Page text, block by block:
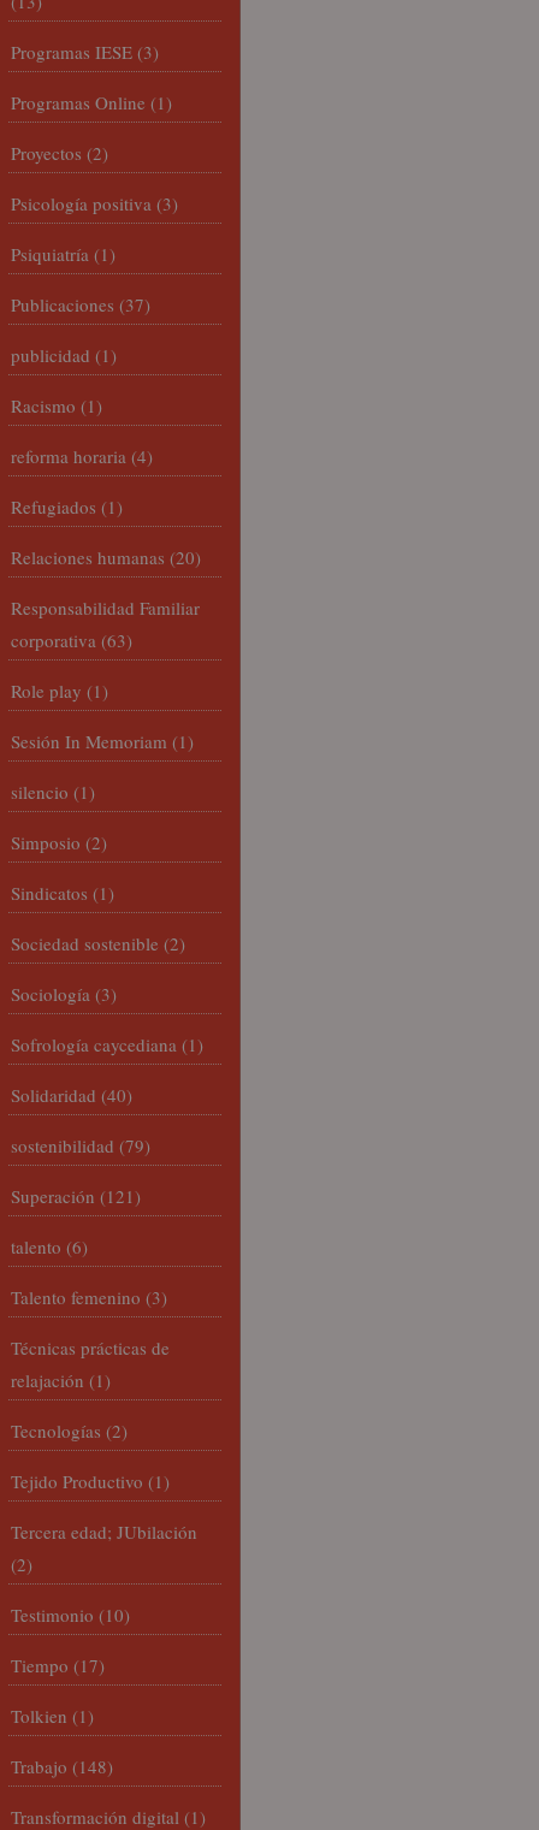
Programas IESE (3)
Programas Online (1)
Proyectos (2)
Psicología positiva (3)
Psiquiatría (1)
Publicaciones (37)
publicidad (1)
Racismo (1)
reforma horaria (4)
Refugiados (1)
Relaciones humanas (20)
Responsabilidad Familiar
corporativa (63)
Role play (1)
Sesión In Memoriam (1)
silencio (1)
Simposio (2)
Sindicatos (1)
Sociedad sostenible (2)
Sociología (3)
Sofrología caycediana (1)
Solidaridad (40)
sostenibilidad (79)
Superación (121)
talento (6)
Talento femenino (3)
Técnicas prácticas de
relajación (1)
Tecnologías (2)
Tejido Productivo (1)
Tercera edad; JUbilación
(2)
Testimonio (10)
Tiempo (17)
Tolkien (1)
Trabajo (148)
Transformación digital (1)